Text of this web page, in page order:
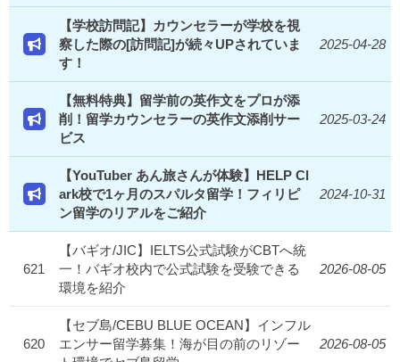
【学校訪問記】カウンセラーが学校を視
察した際の[訪問記]が続々UPされていま
す！
2025-04-28
【無料特典】留学前の英作文をプロが添
削！留学カウンセラーの英作文添削サー
ビス
2025-03-24
【YouTuber あん旅さんが体験】HELP Cl
ark校で1ヶ月のスパルタ留学！フィリピ
ン留学のリアルをご紹介
2024-10-31
621
【バギオ/JIC】IELTS公式試験がCBTへ統
一！バギオ校内で公式試験を受験できる
環境を紹介
2026-08-05
620
【セブ島/CEBU BLUE OCEAN】インフル
エンサー留学募集！海が目の前のリゾー
2026-08-05